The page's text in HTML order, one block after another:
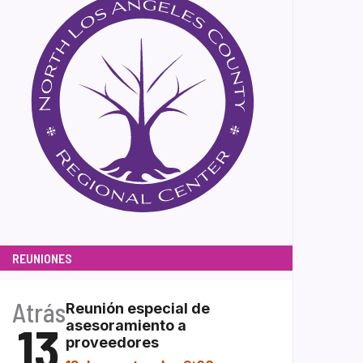
REUNIONES
Atrás
13
Reunión especial de
asesoramiento a
proveedores